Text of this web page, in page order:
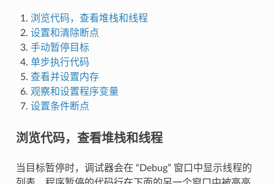
浏览代码，查看堆栈和线程
设置和清除断点
手动暂停目标
单步执行代码
查看并设置内存
观察和设置程序变量
设置条件断点
浏览代码，查看堆栈和线程
当目标暂停时，调试器会在 “Debug” 窗口中显示线程的